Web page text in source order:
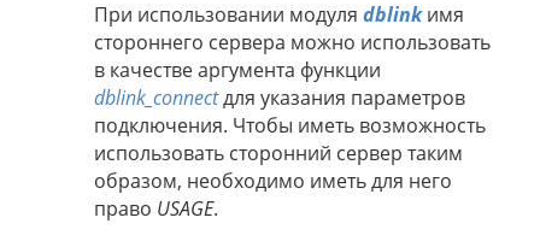
При использовании модуля dblinkимя
стороннего сервера можно использовать
в качестве аргумента функции
dblink_connectдля указания параметров
подключения. Чтобы иметь возможность
использовать сторонний сервер таким
образом, необходимо иметь для него
право USAGE.